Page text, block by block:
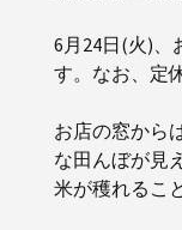
6月24日(火)、
す。なお、定
お店の窓から
な田んぼが見
米が穫れるこ